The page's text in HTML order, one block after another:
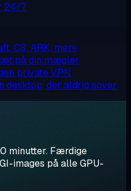
24/7
CS, ARK, mere
på din mægler
private VPN
desktop, der aldrig sover
minutter. Færdige
images på alle GPU-